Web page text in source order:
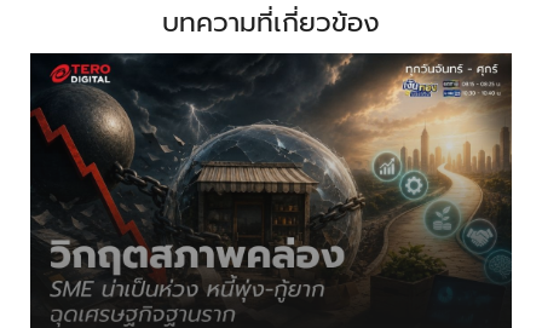
บทความที่เกี่ยวข้อง